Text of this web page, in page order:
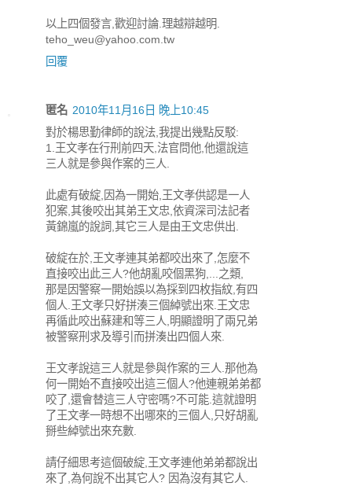
以上四個發言,歡迎討論.理越辯越明.
teho_weu@yahoo.com.tw
回覆
匿名 2010年11月16日 晚上10:45
對於楊思勤律師的說法,我提出幾點反駁:
1.王文孝在行刑前四天,法官問他,他還說這
三人就是參與作案的三人.
此處有破綻,因為一開始,王文孝供認是一人
犯案,其後咬出其弟王文忠,依資深司法記者
黃錦嵐的說詞,其它三人是由王文忠供出.
破綻在於,王文孝連其弟都咬出來了,怎麼不
直接咬出此三人?他胡亂咬個黑狗,...之類,
那是因警察一開始誤以為採到四枚指紋,有四
個人.王文孝只好拼湊三個綽號出來.王文忠
再循此咬出蘇建和等三人,明顯證明了兩兄弟
被警察刑求及導引而拼湊出四個人來.
王文孝說這三人就是參與作案的三人.那他為
何一開始不直接咬出這三個人?他連親弟弟都
咬了,還會替這三人守密嗎?不可能.這就證明
了王文孝一時想不出哪來的三個人,只好胡亂
掰些綽號出來充數.
請仔細思考這個破綻,王文孝連他弟弟都說出
來了,為何說不出其它人? 因為沒有其它人.